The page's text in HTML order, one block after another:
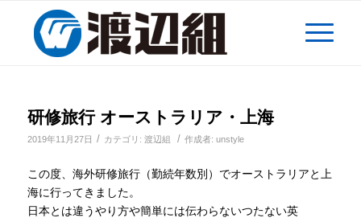
研修旅行 オーストラリア・上海
2019年11月27日 / カテゴリ: 渡辺組 / 作成者: unstyle
この度、海外研修旅行（勤続年数別）でオーストラリアと上
海に行ってきました。
日本とは違うやり方や簡単には伝わらないつたない英